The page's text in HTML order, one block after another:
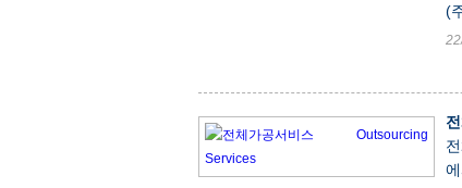
Phương án tinh gọn bộ
(